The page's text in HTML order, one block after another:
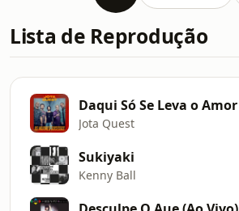
Lista de Reprodução
Jota Quest
Sukiyaki
Kenny Ball